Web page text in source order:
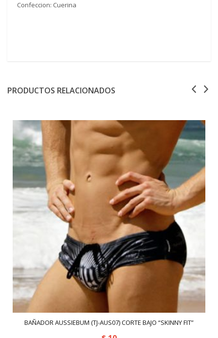
Confeccion: Cuerina
PRODUCTOS RELACIONADOS
BAÑADOR AUSSIEBUM (TJ-AUS07) CORTE BAJO “SKINNY FIT”